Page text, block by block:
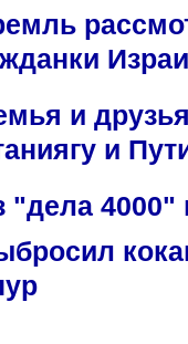
и
и
"дела 4000"